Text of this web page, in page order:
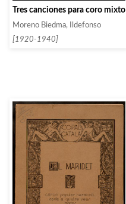
Tres canciones para coro mixto
Moreno Biedma, Ildefonso
[1920-1940]